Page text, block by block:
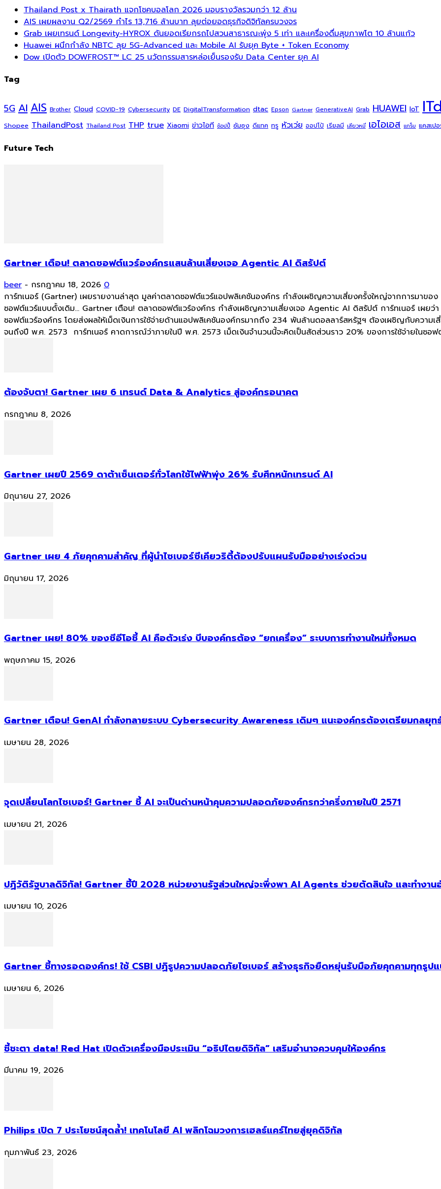
Thailand Post x Thairath แจกโชคบอลโลก 2026 มอบรางวัลรวมกว่า 12 ล้าน
AIS เผยผลงาน Q2/2569 กำไร 13,716 ล้านบาท ลุยต่อยอดธุรกิจดิจิทัลครบวงจร
Grab เผยเทรนด์ Longevity-HYROX ดันยอดเรียกรถไปสวนสาธารณะพุ่ง 5 เท่า และเครื่องดื่มสุขภาพโต 10 ล้านแก้ว
Huawei ผนึกกำลัง NBTC ลุย 5G-Advanced และ Mobile AI รับยุค Byte + Token Economy
Dow เปิดตัว DOWFROST™ LC 25 นวัตกรรมสารหล่อเย็นรองรับ Data Center ยุค AI
Tag
5G AI AIS Brother Cloud COVID-19 Cybersecurity DE DigitalTransformation dtac Epson Gartner GenerativeAI Grab HUAWEI IoT
Shopee ThailandPost Thailand Post THP true Xiaomi ข่าวไอที ช้อปปี้ ซัมซุง ดีแทค ทรู หัวเว่ย ออปโป้ เรียลมี เสียวหมี่ เอไอเอส แกร็บ แคสเป
Future Tech
Gartner เตือน! ตลาดซอฟต์แวร์องค์กรแสนล้านเสี่ยงเจอ Agentic AI ดิสรัปต์
beer - กรกฎาคม 18, 2026 0
การ์ทเนอร์ (Gartner) เผยรายงานล่าสุด มูลค่าตลาดซอฟต์แวร์แอปพลิเคชันองค์กร กำลังเผชิญความเสี่ยงครั้งใหญ่จากการมาขอ
ซอฟต์แวร์แบบดั้งเดิม... Gartner เตือน! ตลาดซอฟต์แวร์องค์กร กำลังเผชิญความเสี่ยงเจอ Agentic AI ดิสรัปต์ การ์ทเนอร์ เผยว่
ซอฟต์แวร์องค์กร โดยส่งผลให้เม็ดเงินการใช้จ่ายด้านแอปพลิเคชันองค์กรมากถึง 234 พันล้านดอลลาร์สหรัฐฯ ต้องเผชิญกับความเ
จนถึงปี พ.ศ. 2573 การ์ทเนอร์ คาดการณ์ว่าภายในปี พ.ศ. 2573 เม็ดเงินจำนวนนี้จะคิดเป็นสัดส่วนราว 20% ของการใช้จ่ายในซอฟ
ต้องจับตา! Gartner เผย 6 เทรนด์ Data & Analytics สู่องค์กรอนาคต
กรกฎาคม 8, 2026
Gartner เผยปี 2569 ดาต้าเซ็นเตอร์ทั่วโลกใช้ไฟฟ้าพุ่ง 26% รับศึกหนักเทรนด์ AI
มิถุนายน 27, 2026
Gartner เผย 4 ภัยคุกคามสำคัญ ที่ผู้นำไซเบอร์ซีเคียวริตี้ต้องปรับแผนรับมืออย่างเร่งด่วน
มิถุนายน 17, 2026
Gartner เผย! 80% ของซีอีโอชี้ AI คือตัวเร่ง บีบองค์กรต้อง “ยกเครื่อง” ระบบการทำงานใหม่ทั้งหมด
พฤษภาคม 15, 2026
Gartner เตือน! GenAI กำลังทลายระบบ Cybersecurity Awareness เดิมๆ แนะองค์กรต้องเตรียมกลยุท
เมษายน 28, 2026
จุดเปลี่ยนโลกไซเบอร์! Gartner ชี้ AI จะเป็นด่านหน้าคุมความปลอดภัยองค์กรกว่าครึ่งภายในปี 2571
เมษายน 21, 2026
ปฏิวัติรัฐบาลดิจิทัล! Gartner ชี้ปี 2028 หน่วยงานรัฐส่วนใหญ่จะพึ่งพา AI Agents ช่วยตัดสินใจ และทำงาน
เมษายน 10, 2026
Gartner ชี้ทางรอดองค์กร! ใช้ CSBI ปฏิรูปความปลอดภัยไซเบอร์ สร้างธุรกิจยืดหยุ่นรับมือภัยคุกคามทุกรูป
เมษายน 6, 2026
ชี้ชะตา data! Red Hat เปิดตัวเครื่องมือประเมิน “อธิปไตยดิจิทัล” เสริมอำนาจควบคุมให้องค์กร
มีนาคม 19, 2026
Philips เปิด 7 ประโยชน์สุดล้ำ! เทคโนโลยี AI พลิกโฉมวงการเฮลธ์แคร์ไทยสู่ยุคดิจิทัล
กุมภาพันธ์ 23, 2026